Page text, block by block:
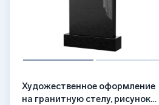
Художественное оформление
на гранитную стелу, рисунок